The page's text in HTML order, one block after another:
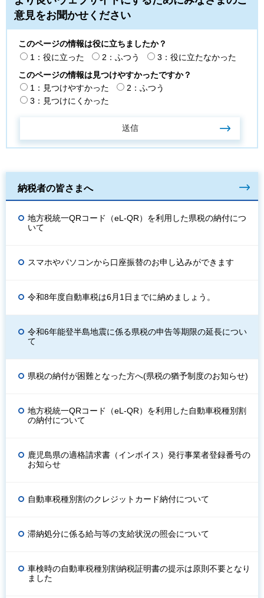
意見をお聞かせください
このページの情報は役に立ちましたか？
1：役に立った
2：ふつう
3：役に立たなかった
このページの情報は見つけやすかったですか？
1：見つけやすかった
2：ふつう
3：見つけにくかった
納税者の皆さまへ
地方税統一QRコード（eL-QR）を利用した県税の納付につ
いて
スマホやパソコンから口座振替のお申し込みができます
令和8年度自動車税は6月1日までに納めましょう。
令和6年能登半島地震に係る県税の申告等期限の延長につい
て
県税の納付が困難となった方へ(県税の猶予制度のお知らせ)
地方税統一QRコード（eL-QR）を利用した自動車税種別割
の納付について
鹿児島県の適格請求書（インボイス）発行事業者登録番号の
お知らせ
自動車税種別割のクレジットカード納付について
滞納処分に係る給与等の支給状況の照会について
車検時の自動車税種別割納税証明書の提示は原則不要となり
ました